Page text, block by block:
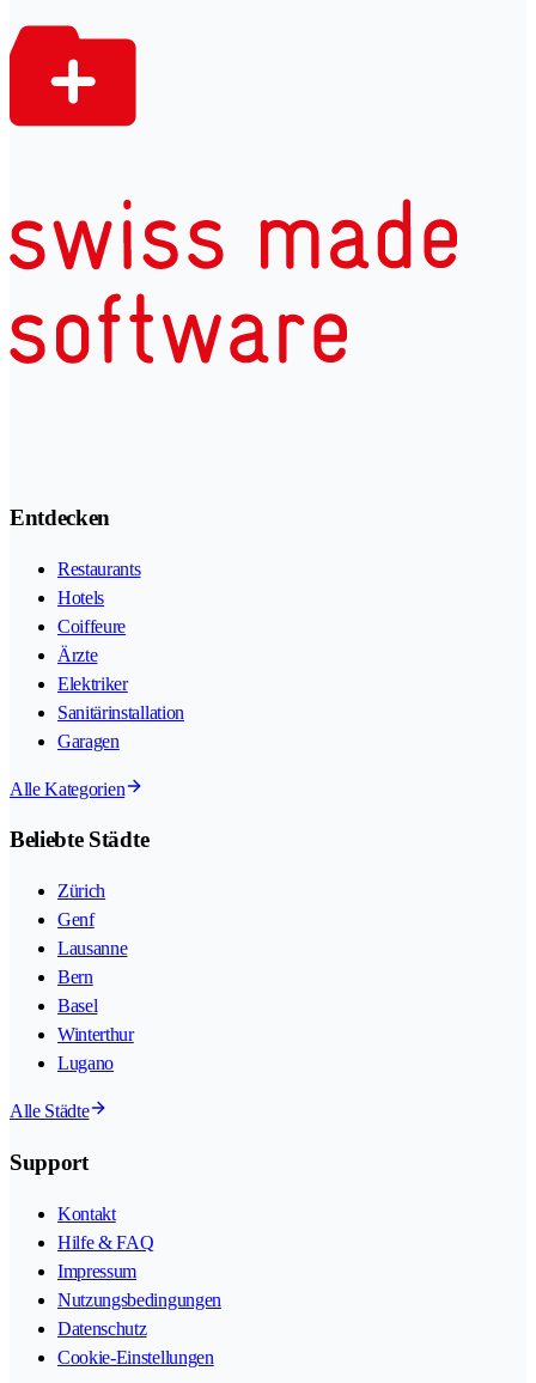
Entdecken
Restaurants
Hotels
Coiffeure
Ärzte
Elektriker
Sanitärinstallation
Garagen
Alle Kategorien
Beliebte Städte
Zürich
Genf
Lausanne
Bern
Basel
Winterthur
Lugano
Alle Städte
Support
Kontakt
Hilfe & FAQ
Impressum
Nutzungsbedingungen
Datenschutz
Cookie-Einstellungen